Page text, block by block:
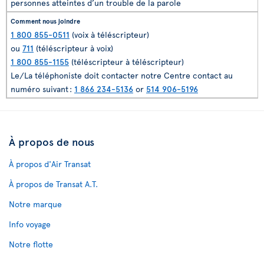
personnes atteintes d’un trouble de la parole
1 800 855-0511 (voix à téléscripteur)
ou 711 (téléscripteur à voix)
1 800 855-1155 (téléscripteur à téléscripteur)
Le/La téléphoniste doit contacter notre Centre contact au
numéro suivant : 1 866 234-5136 or 514 906-5196
À propos de nous
À propos d'Air Transat
À propos de Transat A.T.
Notre marque
Info voyage
Notre flotte